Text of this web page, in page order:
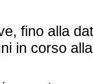
fino alla
in corso